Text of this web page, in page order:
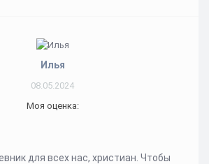
Илья
08.05.2024
Моя оценка:
для всех нас, христиан. Чтобы